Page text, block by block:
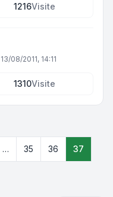
1216Visite
13/08/2011, 14:11
1310Visite
… 35 36 37